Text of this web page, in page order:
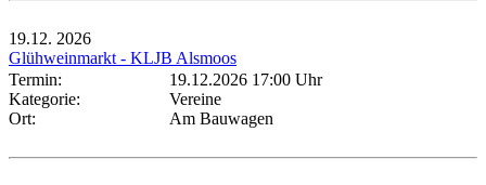
19.12. 2026
Glühweinmarkt - KLJB Alsmoos
Termin:
19.12.2026 17:00 Uhr
Kategorie:
Vereine
Ort:
Am Bauwagen